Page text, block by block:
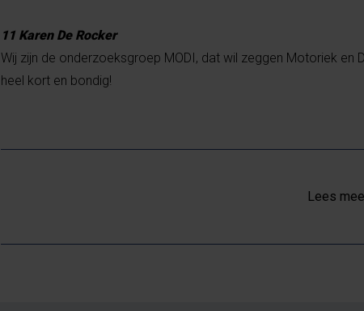
11 Karen De Rocker
Wij zijn de onderzoeksgroep MODI, dat wil zeggen Motoriek en
heel kort en bondig!
Lees